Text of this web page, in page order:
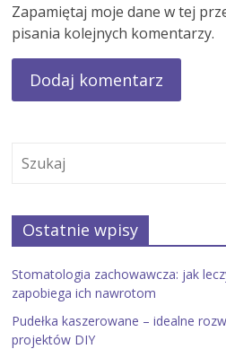
Zapamiętaj moje dane w tej
pisania kolejnych komentarzy.
Ostatnie wpisy
Stomatologia zachowawcza: jak
zapobiega ich nawrotom
Pudełka kaszerowane – idealne
projektów DIY